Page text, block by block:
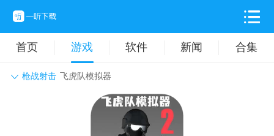
首页 游戏 软件 新闻 合集
枪战射击 飞虎队模拟器
动作格斗 休闲益智
卡牌对战 音乐舞蹈